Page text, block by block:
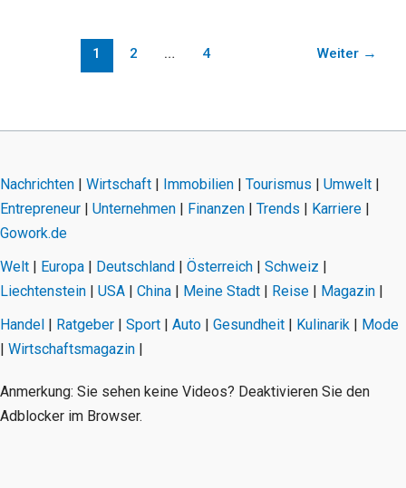
1 2 … 4 Weiter →
Nachrichten | Wirtschaft | Immobilien | Tourismus | Umwelt |
Entrepreneur | Unternehmen | Finanzen | Trends | Karriere |
Gowork.de
Welt | Europa | Deutschland | Österreich | Schweiz |
Liechtenstein | USA | China | Meine Stadt | Reise | Magazin |
Handel | Ratgeber | Sport | Auto | Gesundheit | Kulinarik | Mode
| Wirtschaftsmagazin |
Anmerkung: Sie sehen keine Videos? Deaktivieren Sie den
Adblocker im Browser.